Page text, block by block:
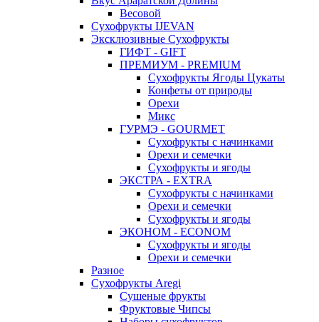
Весовой
Сухофрукты IJEVAN
Эксклюзивные Сухофрукты
ГИФТ - GIFT
ПРЕМИУМ - PREMIUM
Сухофрукты Ягоды Цукаты
Конфеты от природы
Орехи
Микс
ГУРМЭ - GOURMET
Сухофрукты с начинками
Орехи и семечки
Сухофрукты и ягоды
ЭКСТРА - EXTRA
Сухофрукты с начинками
Орехи и семечки
Сухофрукты и ягоды
ЭКОНОМ - ECONOM
Сухофрукты и ягоды
Орехи и семечки
Разное
Сухофрукты Aregi
Сушеные фрукты
Фруктовые Чипсы